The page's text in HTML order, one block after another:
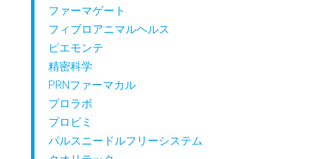
ファーマゲート
フィブロアニマルヘルス
ピエモンテ
精密科学
PRNファーマカル
プロラボ
プロビミ
パルスニードルフリーシステム